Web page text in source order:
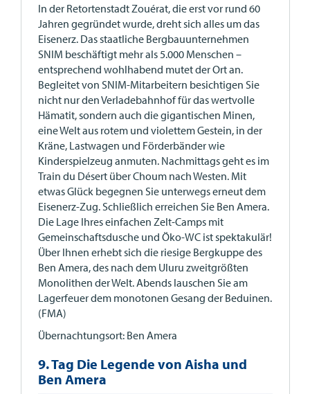
In der Retortenstadt Zouérat, die erst vor rund 60
Jahren gegründet wurde, dreht sich alles um das
Eisenerz. Das staatliche Bergbauunternehmen
SNIM beschäftigt mehr als 5.000 Menschen –
entsprechend wohlhabend mutet der Ort an.
Begleitet von SNIM-Mitarbeitern besichtigen Sie
nicht nur den Verladebahnhof für das wertvolle
Hämatit, sondern auch die gigantischen Minen,
eine Welt aus rotem und violettem Gestein, in der
Kräne, Lastwagen und Förderbänder wie
Kinderspielzeug anmuten. Nachmittags geht es im
Train du Désert über Choum nach Westen. Mit
etwas Glück begegnen Sie unterwegs erneut dem
Eisenerz-Zug. Schließlich erreichen Sie Ben Amera.
Die Lage Ihres einfachen Zelt-Camps mit
Gemeinschaftsdusche und Öko-WC ist spektakulär!
Über Ihnen erhebt sich die riesige Bergkuppe des
Ben Amera, des nach dem Uluru zweitgrößten
Monolithen der Welt. Abends lauschen Sie am
Lagerfeuer dem monotonen Gesang der Beduinen.
(FMA)
Übernachtungsort: Ben Amera
9. Tag Die Legende von Aisha und
Ben Amera